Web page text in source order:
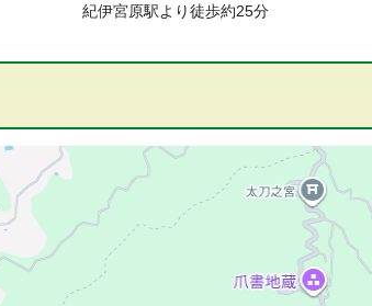
紀伊宮原駅より徒歩約25分